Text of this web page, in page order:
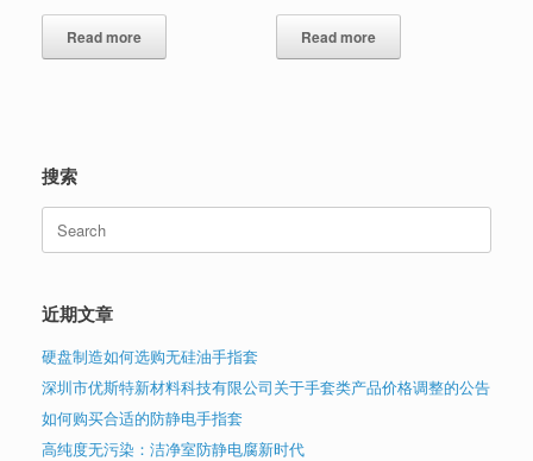
Read more Read more
搜索
Search
for:
近期文章
硬盘制造如何选购无硅油手指套
深圳市优斯特新材料科技有限公司关于手套类产品价格调整的公告
如何购买合适的防静电手指套
高纯度无污染：洁净室防静电腐新时代